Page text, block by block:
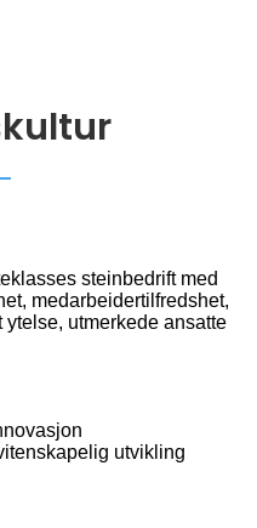
steinbedrift med
medarbeidertilfredshet,
ytelse, utmerkede ansatte
utvikling